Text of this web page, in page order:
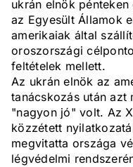
ukrán elnök
az Egyesült Államok
amerikaiak által
oroszországi
feltételek mellett.
Az ukrán elnök az
tanácskozás után azt
"nagyon jó" volt. Az
közzétett
megvitatta országa
légvédelmi